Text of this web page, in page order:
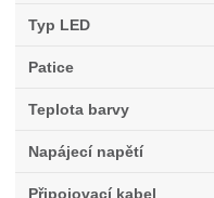
Typ LED
Patice
Teplota barvy
Napájecí napětí
Připojovací kabel